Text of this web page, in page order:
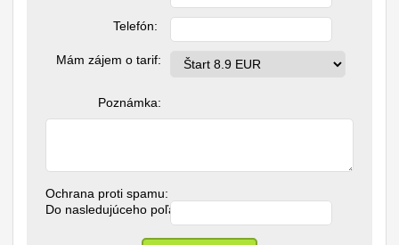
Telefón:
Mám zájem o tarif:
Poznámka:
Ochrana proti spamu:
Do nasledujúceho poľa napíšte slovo "hrnec":